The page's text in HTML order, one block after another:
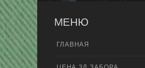
МЕНЮ
ГЛАВНАЯ